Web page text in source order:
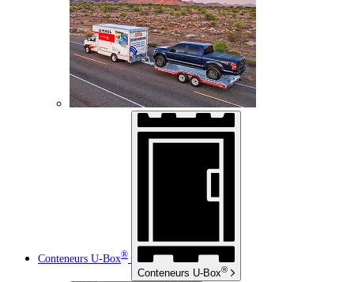
Conteneurs U-Box®
Conteneurs U-Box®